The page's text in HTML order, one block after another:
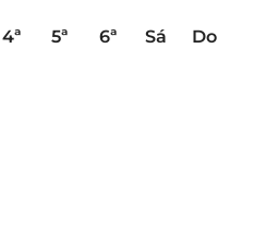
4ª 5ª 6ª Sá
Do